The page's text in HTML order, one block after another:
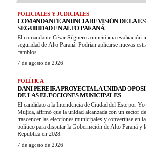
POLICIALES Y JUDICIALES
COMANDANTE ANUNCIA REVISIÓN DE LA
SEGURIDAD EN ALTO PARANÁ
El comandante César Silguero anunció una evaluación
seguridad de Alto Paraná. Podrían aplicarse nuevas
cambios.
7 de agosto de 2026
POLÍTICA
DANI PEREIRA PROYECTA LA UNIDAD
DE LAS ELECCIONES MUNICIPALES
El candidato a la Intendencia de Ciudad del Este por
Mujica, afirmó que la unidad alcanzada con un sector
trascender las elecciones municipales y convertirse en
político para disputar la Gobernación de Alto Paraná y
República en 2028.
7 de agosto de 2026